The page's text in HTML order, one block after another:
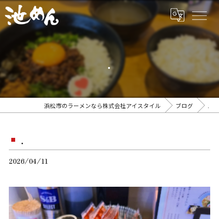
.
浜松市のラーメンなら株式会社アイスタイル ブログ
.
2026/04/11